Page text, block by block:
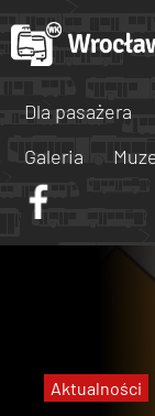
Dla pasażera
Galeria
Aktualności